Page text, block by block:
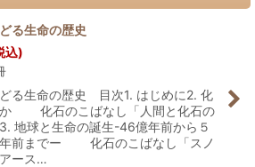
る生命の歴史
込)
る生命の歴史 目次1. はじめに2. 化
か 化石のこばなし「人間と化石の
地球と生命の誕生-46億年前から５
年前までー 化石のこばなし「スノ
ース…